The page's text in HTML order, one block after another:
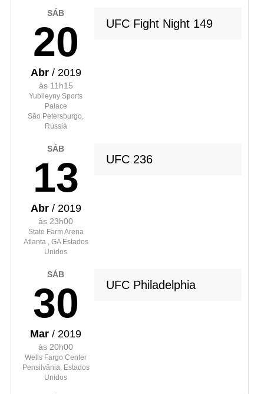
SÁB
20
Abr/ 2019
às 11h15
Yubileyny Sports
Palace
São Petersburgo,
Rússia
UFC Fight Night 149
SÁB
13
Abr/ 2019
às 23h00
State Farm Arena
Atlanta , GA Estados
Unidos
UFC 236
SÁB
30
Mar / 2019
às 20h00
Wells Fargo Center
Pensilvânia, Estados
Unidos
UFC Philadelphia